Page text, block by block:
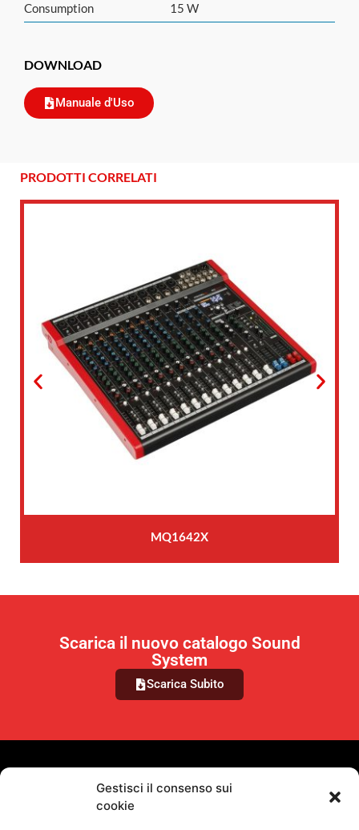
Gestisci il consenso sui
cookie
Consumption
15 W
DOWNLOAD
Manuale d'Uso
PRODOTTI CORRELATI
MQ1642X
Scarica il nuovo catalogo Sound
System
Scarica Subito
VUOI RIMANERE AGGIORNATO?